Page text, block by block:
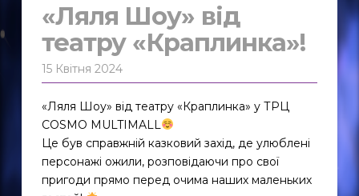
«Ляля Шоу» від
театру «Краплинка»!
15 Квітня 2024
«Ляля Шоу» від театру «Краплинка» у ТРЦ
COSMO MULTIMALL
Це був справжній казковий захід, де улюблені
персонажі ожили, розповідаючи про свої
пригоди прямо перед очима наших маленьких